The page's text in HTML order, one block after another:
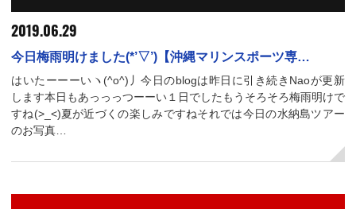
2019.06.29
今日梅雨明けました(*’▽’)【沖縄マリンスポーツ専…
はいたーーーいヽ(^o^)丿今日のblogは昨日に引き続きNaoが更新
します本日もあっっっつーーい１日でしたもうそろそろ梅雨明けで
すね(>_<)夏が近づくの楽しみですねそれでは今日の水納島ツアー
のお写真…